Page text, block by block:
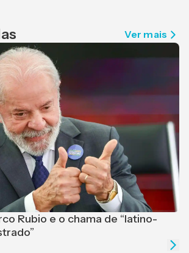
Ver mais
Rubio e o chama de “latino-